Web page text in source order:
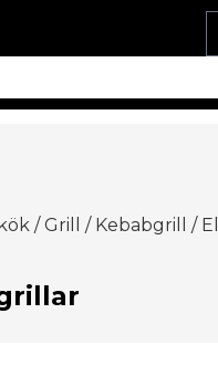
/Grill / Kebabgrill
/